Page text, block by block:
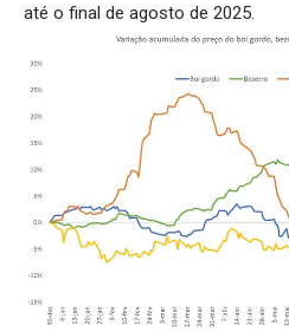
até o final de agosto de 2025.